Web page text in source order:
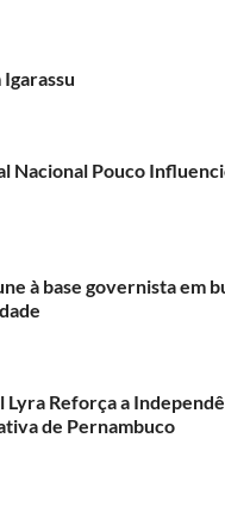
Nacional Pouco
à base governista em
Lyra Reforça a
de Pernambuco